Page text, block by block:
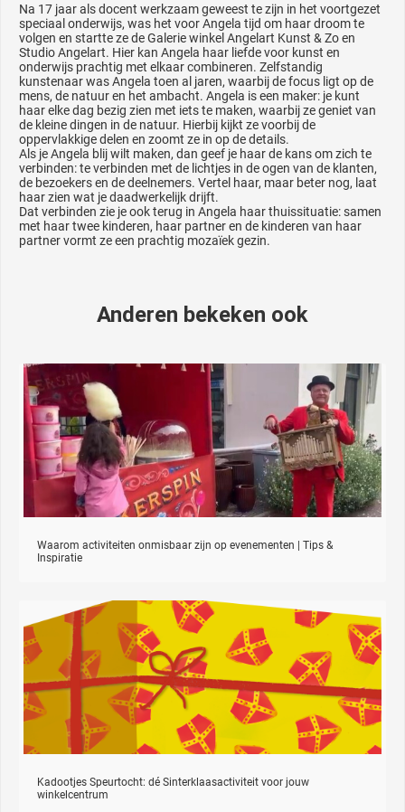
Na 17 jaar als docent werkzaam geweest te zijn in het voortgezet
speciaal onderwijs, was het voor Angela tijd om haar droom te
volgen en startte ze de Galerie winkel Angelart Kunst & Zo en
Studio Angelart. Hier kan Angela haar liefde voor kunst en
onderwijs prachtig met elkaar combineren. Zelfstandig
kunstenaar was Angela toen al jaren, waarbij de focus ligt op de
mens, de natuur en het ambacht. Angela is een maker: je kunt
haar elke dag bezig zien met iets te maken, waarbij ze geniet van
de kleine dingen in de natuur. Hierbij kijkt ze voorbij de
oppervlakkige delen en zoomt ze in op de details.
Als je Angela blij wilt maken, dan geef je haar de kans om zich te
verbinden: te verbinden met de lichtjes in de ogen van de klanten,
de bezoekers en de deelnemers. Vertel haar, maar beter nog, laat
haar zien wat je daadwerkelijk drijft.
Dat verbinden zie je ook terug in Angela haar thuissituatie: samen
met haar twee kinderen, haar partner en de kinderen van haar
partner vormt ze een prachtig mozaïek gezin.
Anderen bekeken ook
Waarom activiteiten onmisbaar zijn op evenementen | Tips &
Inspiratie
Kadootjes Speurtocht: dé Sinterklaasactiviteit voor jouw
winkelcentrum